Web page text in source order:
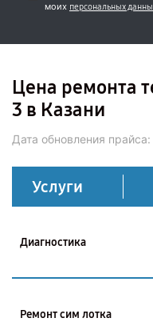
моих персональных
Цена ремонта
3 в Казани
Дата обновления прайса:
Услуги
Диагностика
Ремонт сим лотка